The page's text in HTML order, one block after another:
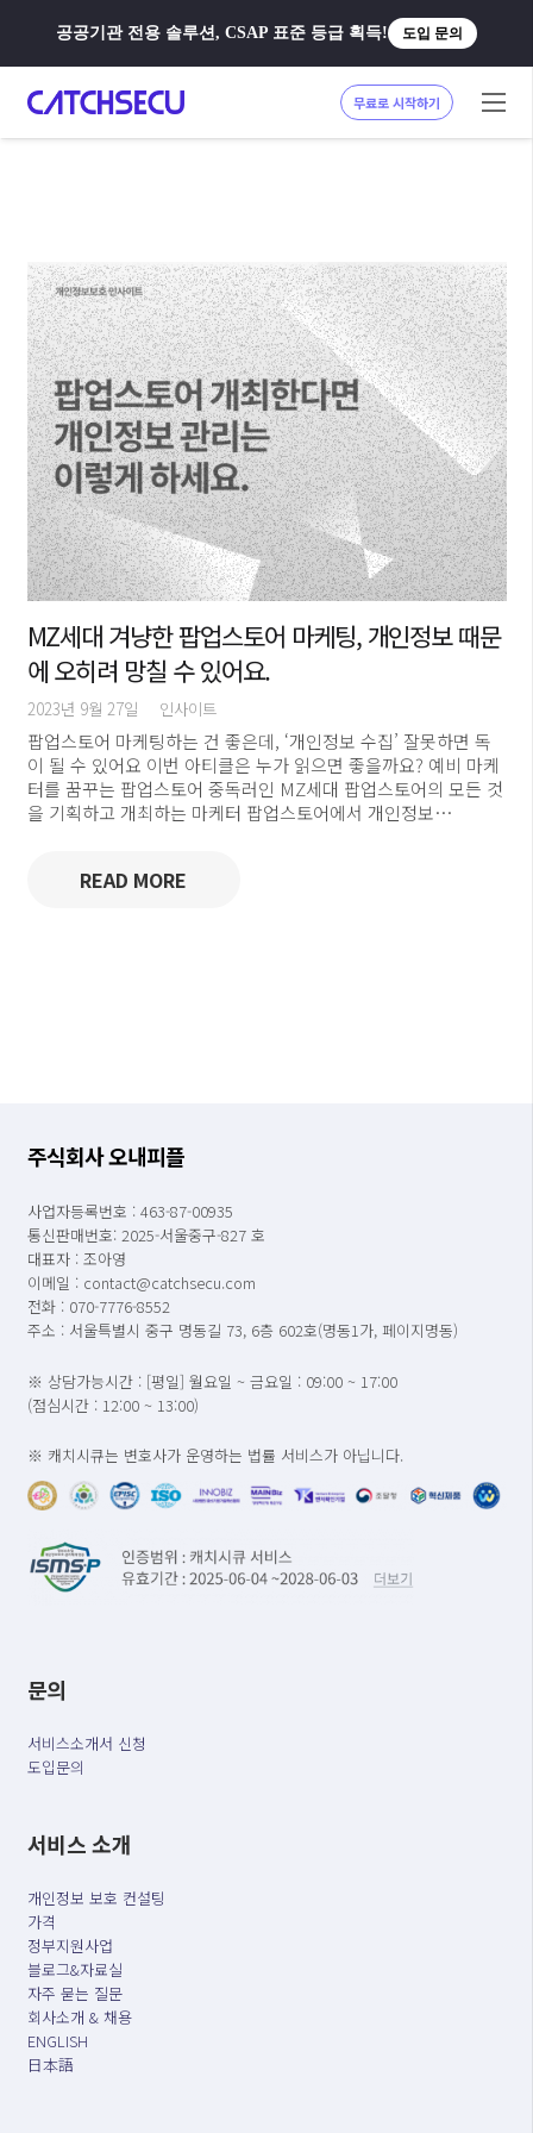
공공기관 전용 솔루션, CSAP 표준 등급 획득! 도입 문의
무료로 시작하기
MZ세대 겨냥한 팝업스토어 마케팅, 개인정보 때문
에 오히려 망칠 수 있어요.
2023년 9월 27일 인사이트
팝업스토어 마케팅하는 건 좋은데, ‘개인정보 수집’ 잘못하면 독
이 될 수 있어요 이번 아티클은 누가 읽으면 좋을까요? 예비 마케
터를 꿈꾸는 팝업스토어 중독러인 MZ세대 팝업스토어의 모든 것
을 기획하고 개최하는 마케터 팝업스토어에서 개인정보…
READ MORE
주식회사 오내피플
사업자등록번호 : 463-87-00935
통신판매번호: 2025-서울중구-827 호
대표자 : 조아영
이메일 : contact@catchsecu.com
전화 : 070-7776-8552
주소 : 서울특별시 중구 명동길 73, 6층 602호(명동1가, 페이지명동)
※ 상담가능시간 : [평일] 월요일 ~ 금요일 : 09:00 ~ 17:00
(점심시간 : 12:00 ~ 13:00)
※ 캐치시큐는 변호사가 운영하는 법률 서비스가 아닙니다.
문의
서비스소개서 신청
도입문의
서비스 소개
개인정보 보호 컨설팅
가격
정부지원사업
블로그&자료실
자주 묻는 질문
회사소개 & 채용
ENGLISH
日本語